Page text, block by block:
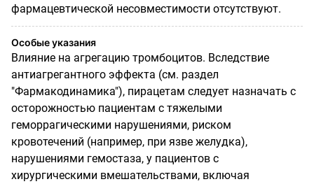
фармацевтической несовместимости отсутствуют.
Особые указания
Влияние на агрегацию тромбоцитов. Вследствие
антиагрегантного эффекта (см. раздел
"Фармакодинамика"), пирацетам следует назначать с
осторожностью пациентам с тяжелыми
геморрагическими нарушениями, риском
кровотечений (например, при язве желудка),
нарушениями гемостаза, у пациентов с
хирургическими вмешательствами, включая